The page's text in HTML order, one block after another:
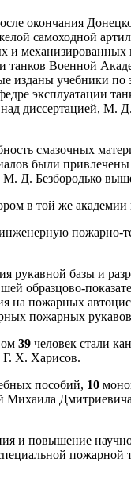
окончания
самоходной
танков Военной
изданы учебники
эксплуатации
диссертацией,
смазочных
были привлечены
Д. Безбородько
в той же
рукавной базы и
образцово-
на пожарных
пожарных
39 человек стали
Г. Х. Харисов.
пособий, 10
и повышение